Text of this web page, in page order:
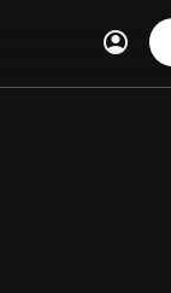
account_circle